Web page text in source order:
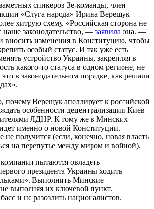
спикеров Зе-команды, член
«Слуга народа» Ирина Верещук
хитрую схему. «Российская сторона не
наше законодательство, — заявила она. —
вносить изменения в Конституцию, чтобы
особый статус. И так уже есть
устройство Украины, закрепляя в
какого-то статуса в одном регионе, не
в законодательном порядке, как решали
почему Верещук апеллирует к российской
особенности децентрализации Киев
ЛДНР. К тому же в Минских
именно о новой Конституции.
не получится (если, конечно, новая власть
на перепутье между миром и войной).
пытаются овладеть
президента Украины ходить
Выполнить Минские
выполняя их ключевой пункт.
и не разозлить националистов.